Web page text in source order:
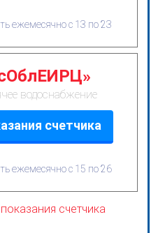
ежемесячно с 13 по 23
водоснабжение
счетчика
ежемесячно с 15 по 26
счетчика